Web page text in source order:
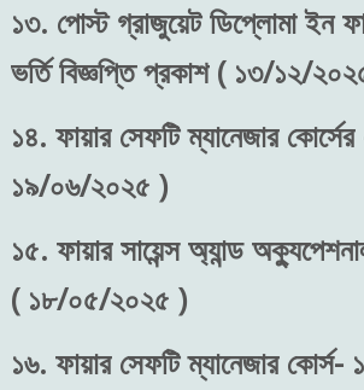
১৩. পোস্ট গ্রাজুয়েট ডিপ্লোমা ইন
ভর্তি বিজ্ঞপ্তি প্রকাশ ( ১৩/১২/
১৪. ফায়ার সেফটি ম্যানেজার
১৯/০৬/২০২৫ )
১৫. ফায়ার সায়েন্স অ্যান্ড
( ১৮/০৫/২০২৫ )
১৬. ফায়ার সেফটি ম্যানেজার কোর্স-